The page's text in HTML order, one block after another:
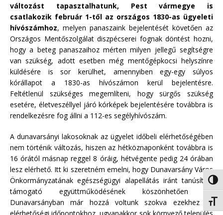
változást tapasztalhatunk, Pest vármegye is
csatlakozik február 1-től az országos 1830-as ügyeleti
hívószámhoz, melyen panaszaink bejelentését követően az
Országos Mentőszolgálat diszpécserei fognak döntést hozni,
hogy a beteg panaszaihoz mérten milyen jellegű segítségre
van szükség, adott esetben még mentőgépkocsi helyszínre
küldésére is sor kerülhet, amennyiben egy-egy súlyos
kórállapot a 1830-as hívószámon kerül bejelentésre.
Feltétlenül szükséges megemlíteni, hogy sürgős szükség
esetére, életveszéllyel járó kórképek bejelentésére továbbra is
rendelkezésre fog állni a 112-es segélyhívószám.
A dunavarsányi lakosoknak az ügyelet időbeli elérhetőségében
nem történik változás, hiszen az hétköznaponként továbbra is
16 órától másnap reggel 8 óráig, hétvégente pedig 24 órában
lesz elérhető. Itt ki szeretném emelni, hogy Dunavarsány Város
Önkormányzatának egészségügyi alapellátás iránt tanúsított
támogató együttműködésének köszönhetően mi
Dunavarsányban már hozzá voltunk szokva ezekhez az
elérhetőségi időpontokhoz, ugyanakkor sok környező település